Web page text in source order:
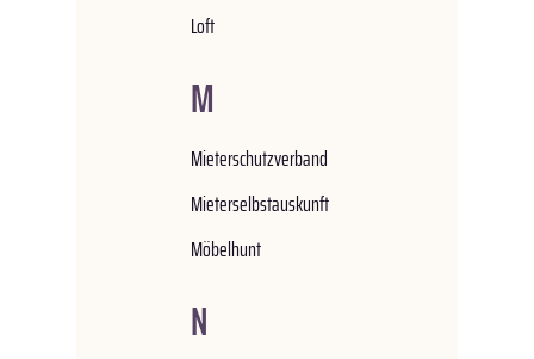
Loft
M
Mieterschutzverband
Mieterselbstauskunft
Möbelhunt
N